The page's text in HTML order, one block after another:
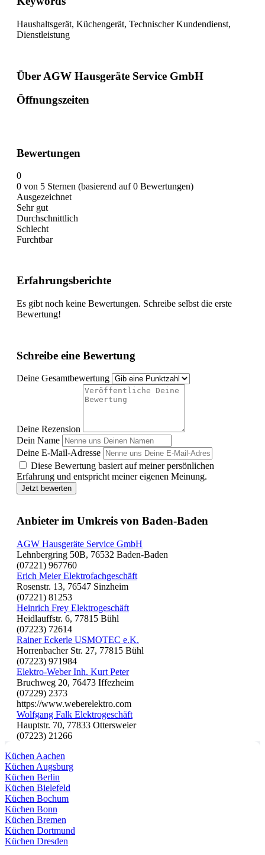
Haushaltsgerät, Küchengerät, Technischer Kundendienst,
Dienstleistung
Über AGW Hausgeräte Service GmbH
Öffnungszeiten
Bewertungen
0
0 von 5 Sternen (basierend auf 0 Bewertungen)
Ausgezeichnet
Sehr gut
Durchschnittlich
Schlecht
Furchtbar
Erfahrungsberichte
Es gibt noch keine Bewertungen. Schreibe selbst die erste
Bewertung!
Schreibe eine Bewertung
Deine Gesamtbewertung
Deine Rezension
Dein Name
Deine E-Mail-Adresse
Diese Bewertung basiert auf meiner persönlichen
Erfahrung und entspricht meiner eigenen Meinung.
Jetzt bewerten
Anbieter im Umkreis von Baden-Baden
AGW Hausgeräte Service GmbH
Lehnbergring 50B, 76532 Baden-Baden
(07221) 967760
Erich Meier Elektrofachgeschäft
Rosenstr. 13, 76547 Sinzheim
(07221) 81253
Heinrich Frey Elektrogeschäft
Heidlauffstr. 6, 77815 Bühl
(07223) 72614
Rainer Eckerle USMOTEC e.K.
Horrenbacher Str. 27, 77815 Bühl
(07223) 971984
Elektro-Weber Inh. Kurt Peter
Bruchweg 20, 76473 Iffezheim
(07229) 2373
https://www.weberelektro.com
Wolfgang Falk Elektrogeschäft
Hauptstr. 70, 77833 Ottersweier
(07223) 21266
Küchen Aachen
Küchen Augsburg
Küchen Berlin
Küchen Bielefeld
Küchen Bochum
Küchen Bonn
Küchen Bremen
Küchen Dortmund
Küchen Dresden